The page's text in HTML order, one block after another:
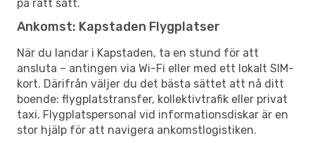
på rätt sätt.
Ankomst: Kapstaden Flygplatser
När du landar i Kapstaden, ta en stund för att
ansluta – antingen via Wi-Fi eller med ett lokalt SIM-
kort. Därifrån väljer du det bästa sättet att nå ditt
boende: flygplatstransfer, kollektivtrafik eller privat
taxi. Flygplatspersonal vid informationsdiskar är en
stor hjälp för att navigera ankomstlogistiken.